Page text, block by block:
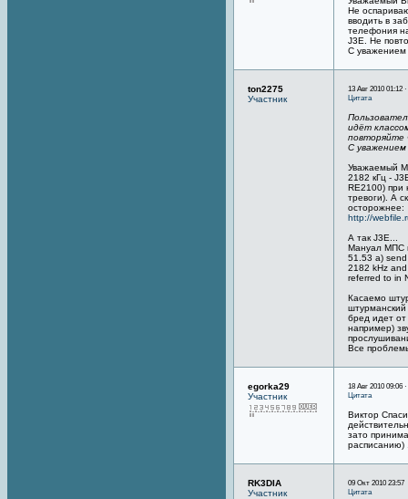
Не
вводить в
телефония
J3E. Не
С уважением
ton2275
Участник
13 Авг 2010 01:12
Цитата
идёт
повторяйте
С уважением
Уважаемый
2182 кГц -
RE2100) при
тревоги). А
осторожнее:
http://
А так J3E...
Мануал МПС
51.53 a)
2182 kHz
referred to in
Касаемо
бред идет
например)
Все
egorka29
Участник
18 Авг 2010 09:06
Цитата
Виктор
зато
расписанию)
RK3DIA
Участник
09 Окт 2010 23:57
Цитата